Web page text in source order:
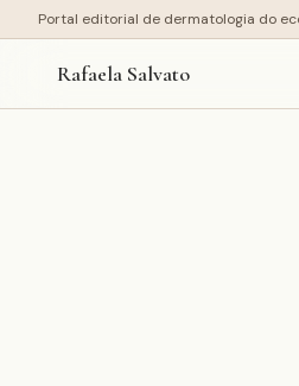
Portal editorial de dermatologia do
Rafaela Salvato